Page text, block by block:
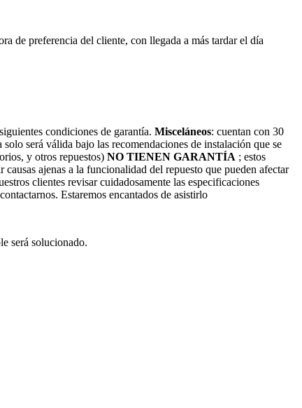
de preferencia del cliente, con llegada a más tardar el día
condiciones de garantía. Misceláneos: cuentan con 30
será válida bajo las recomendaciones de instalación que se
y otros repuestos) NO TIENEN GARANTÍA ; estos
ajenas a la funcionalidad del repuesto que pueden afectar
clientes revisar cuidadosamente las especificaciones
Estaremos encantados de asistirlo
será solucionado.